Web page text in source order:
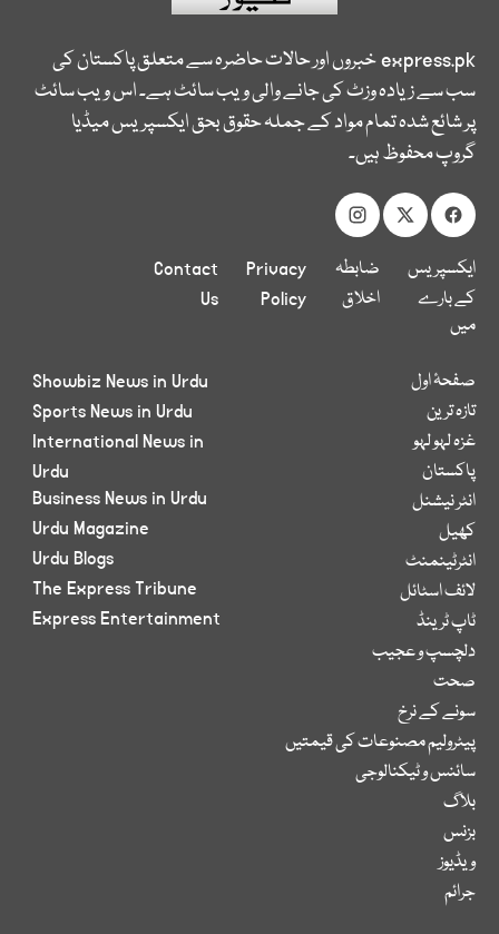
express.pkخبروں اور حالات حاضرہ سے متعلق پاکستان کی
سب سے زیادہ وزٹ کی جانے والی ویب سائٹ ہے۔ اس ویب سائٹ
پر شائع شدہ تمام مواد کے جملہ حقوق بحق ایکسپریس میڈیا
گروپ محفوظ ہیں۔
ایکسپریس
کے بارے
میں
ضابطہ
اخلاق
Privacy
Policy
Contact
Us
صفحۂ اول
تازہ ترین
غزہ لہو لہو
پاکستان
انٹر نیشنل
کھیل
انٹرٹینمنٹ
لائف اسٹائل
ٹاپ ٹرینڈ
دلچسپ و عجیب
صحت
سونے کے نرخ
پیٹرولیم مصنوعات کی قیمتیں
سائنس و ٹیکنالوجی
بلاگ
بزنس
ویڈیوز
جرائم
Showbiz News in Urdu
Sports News in Urdu
International News in
Urdu
Business News in Urdu
Urdu Magazine
Urdu Blogs
The Express Tribune
Express Entertainment